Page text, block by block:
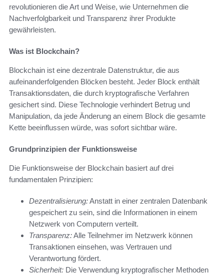
revolutionieren die Art und Weise, wie Unternehmen die
Nachverfolgbarkeit und Transparenz ihrer Produkte
gewährleisten.
Was ist Blockchain?
Blockchain ist eine dezentrale Datenstruktur, die aus
aufeinanderfolgenden Blöcken besteht. Jeder Block enthält
Transaktionsdaten, die durch kryptografische Verfahren
gesichert sind. Diese Technologie verhindert Betrug und
Manipulation, da jede Änderung an einem Block die gesamte
Kette beeinflussen würde, was sofort sichtbar wäre.
Grundprinzipien der Funktionsweise
Die Funktionsweise der Blockchain basiert auf drei
fundamentalen Prinzipien:
Dezentralisierung:Anstatt in einer zentralen Datenbank
gespeichert zu sein, sind die Informationen in einem
Netzwerk von Computern verteilt.
Transparenz:Alle Teilnehmer im Netzwerk können
Transaktionen einsehen, was Vertrauen und
Verantwortung fördert.
Sicherheit: Die Verwendung kryptografischer Methoden